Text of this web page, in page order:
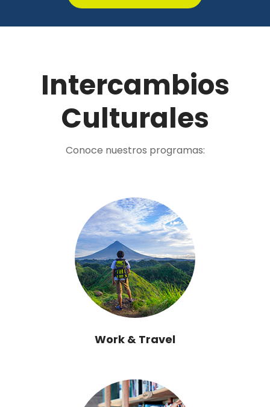
Intercambios
Culturales
Conoce nuestros programas:
Work & Travel